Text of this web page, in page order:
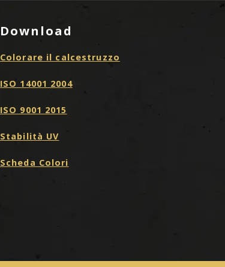
Download
Colorare il calcestruzzo
ISO 14001 2004
ISO 9001 2015
Stabilità UV
Scheda Colori